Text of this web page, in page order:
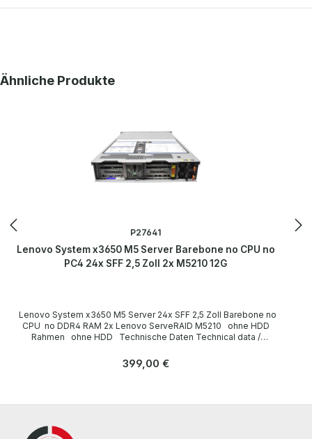
Produktgalerie überspringen
Ähnliche Produkte
P27641
Lenovo System x3650 M5 Server Barebone no CPU no
PC4 24x SFF 2,5 Zoll 2x M5210 12G
CPU no DDR4 RAM 2x Lenovo ServeRAID M5210 ohne HDD
Rahmen ohne HDD Technische Daten Technical data /
Ethernet connections 4x Ethernet LAN (RJ-45) onboard Storage
Regulärer Preis:
399,00 €